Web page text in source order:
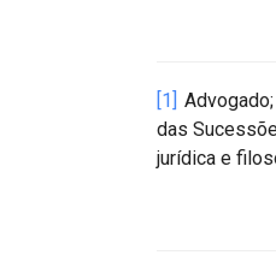
[1]
das
jurídica e